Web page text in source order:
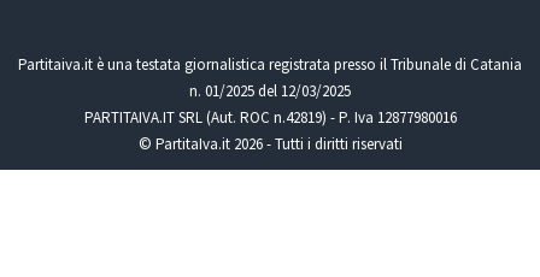
Partitaiva.it è una testata giornalistica registrata presso il Tribunale di Catania
n. 01/2025 del 12/03/2025
PARTITAIVA.IT SRL (Aut. ROC n.42819) - P. Iva 12877980016
© PartitaIva.it 2026 - Tutti i diritti riservati